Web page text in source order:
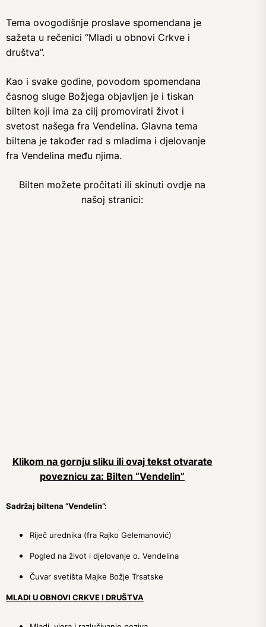
Tema ovogodišnje proslave spomendana je
sažeta u rečenici “Mladi u obnovi Crkve i
društva”.
Kao i svake godine, povodom spomendana
časnog sluge Božjega objavljen je i tiskan
bilten koji ima za cilj promovirati život i
svetost našega fra Vendelina. Glavna tema
biltena je također rad s mladima i djelovanje
fra Vendelina među njima.
Bilten možete pročitati ili skinuti ovdje na
našoj stranici:
Klikom na gornju sliku ili ovaj tekst otvarate
poveznicu za: Bilten “Vendelin”
Sadržaj biltena “Vendelin”:
Riječ urednika (fra Rajko Gelemanović)
Pogled na život i djelovanje o. Vendelina
Čuvar svetišta Majke Božje Trsatske
MLADI U OBNOVI CRKVE I DRUŠTVA